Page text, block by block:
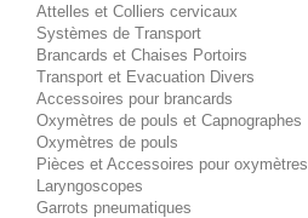
Attelles et Colliers cervicaux
Systèmes de Transport
Brancards et Chaises Portoirs
Transport et Evacuation Divers
Accessoires pour brancards
Oxymètres de pouls et Capnographes
Oxymètres de pouls
Pièces et Accessoires pour oxymètres
Laryngoscopes
Garrots pneumatiques